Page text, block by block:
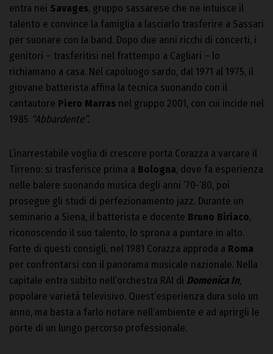
entra nei Savages, gruppo sassarese che ne intuisce il
talento e convince la famiglia a lasciarlo trasferire a Sassari
per suonare con la band. Dopo due anni ricchi di concerti, i
genitori – trasferitisi nel frattempo a Cagliari – lo
richiamano a casa. Nel capoluogo sardo, dal 1971 al 1975, il
giovane batterista affina la tecnica suonando con il
cantautore Piero Marras nel gruppo 2001, con cui incide nel
1985 “Abbardente”.
L’inarrestabile voglia di crescere porta Corazza a varcare il
Tirreno: si trasferisce prima a Bologna, dove fa esperienza
nelle balere suonando musica degli anni ’70-’80, poi
prosegue gli studi di perfezionamento jazz. Durante un
seminario a Siena, il batterista e docente Bruno Biriaco,
riconoscendo il suo talento, lo sprona a puntare in alto.
Forte di questi consigli, nel 1981 Corazza approda a Roma
per confrontarsi con il panorama musicale nazionale. Nella
capitale entra subito nell’orchestra RAI di Domenica In,
popolare varietà televisivo. Quest’esperienza dura solo un
anno, ma basta a farlo notare nell’ambiente e ad aprirgli le
porte di un lungo percorso professionale.